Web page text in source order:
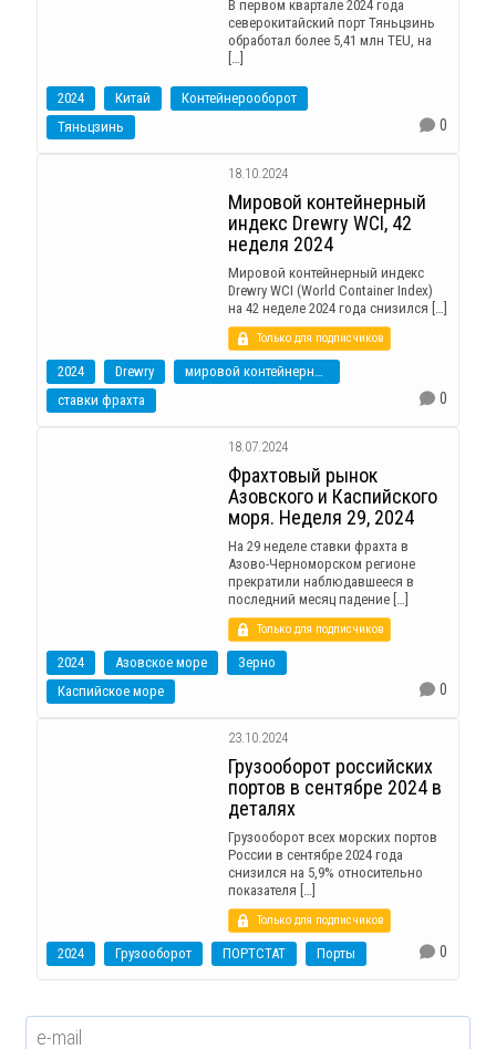
В первом квартале 2024 года
северокитайский порт Тяньцзинь
обработал более 5,41 млн TEU, на
2024 Китай
Контейнерооборот
Тяньцзинь
0
18.10.2024
Мировой контейнерный
индекс Drewry WCI, 42
неделя 2024
Мировой контейнерный индекс
Drewry WCI (World Container Index)
на 42 неделе 2024 года снизился […]
Только для подписчиков
2024 Drewry
ставки фрахта
0
18.07.2024
Фрахтовый рынок
Азовского и Каспийского
моря. Неделя 29, 2024
На 29 неделе ставки фрахта в
Азово-Черноморском регионе
прекратили наблюдавшееся в
последний месяц падение […]
Только для подписчиков
2024 Азовское море
Зерно
Каспийское море
0
23.10.2024
Грузооборот российских
портов в сентябре 2024 в
деталях
Грузооборот всех морских портов
России в сентябре 2024 года
снизился на 5,9% относительно
показателя […]
Только для подписчиков
2024 Грузооборот ПОРТСТАТ Порты 0